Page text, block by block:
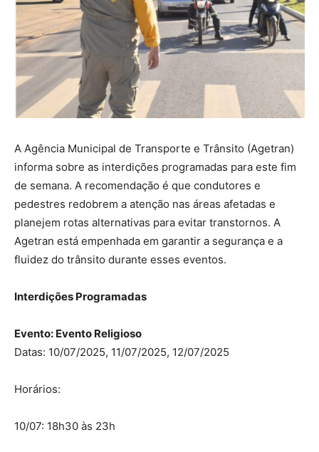
A Agência Municipal de Transporte e Trânsito (Agetran)
informa sobre as interdições programadas para este fim
de semana. A recomendação é que condutores e
pedestres redobrem a atenção nas áreas afetadas e
planejem rotas alternativas para evitar transtornos. A
Agetran está empenhada em garantir a segurança e a
fluidez do trânsito durante esses eventos.
Interdições Programadas
Evento: Evento Religioso
Datas: 10/07/2025, 11/07/2025, 12/07/2025
Horários:
10/07: 18h30 às 23h